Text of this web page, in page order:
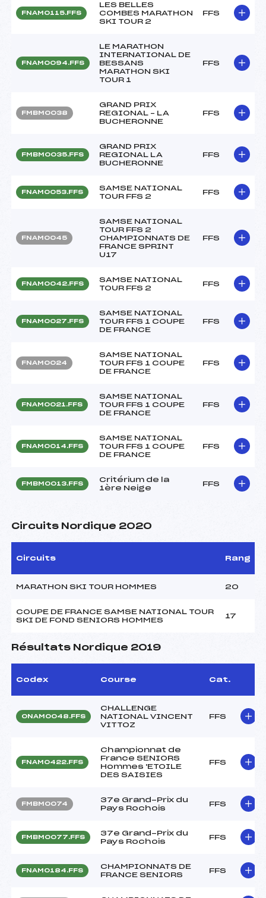
FNAM0115.FFS
LES BELLES
COMBES MARATHON
SKI TOUR 2
FFS
FNAM0094.FFS
LE MARATHON
INTERNATIONAL DE
BESSANS
MARATHON SKI
TOUR 1
FFS
FMBM0038
GRAND PRIX
REGIONAL – LA
BUCHERONNE
FFS
FMBM0035.FFS
GRAND PRIX
REGIONAL LA
BUCHERONNE
FFS
FNAM0053.FFS
SAMSE NATIONAL
TOUR FFS 2
FFS
FNAM0045
SAMSE NATIONAL
TOUR FFS 2
CHAMPIONNATS DE
FRANCE SPRINT
U17
FFS
FNAM0042.FFS
SAMSE NATIONAL
TOUR FFS 2
FFS
FNAM0027.FFS
SAMSE NATIONAL
TOUR FFS 1 COUPE
DE FRANCE
FFS
FNAM0024
SAMSE NATIONAL
TOUR FFS 1 COUPE
DE FRANCE
FFS
FNAM0021.FFS
SAMSE NATIONAL
TOUR FFS 1 COUPE
DE FRANCE
FFS
FNAM0014.FFS
SAMSE NATIONAL
TOUR FFS 1 COUPE
DE FRANCE
FFS
FMBM0013.FFS
Critérium de la
1ère Neige
FFS
Circuits Nordique 2020
Circuits Rang
MARATHON SKI TOUR HOMMES 20
COUPE DE FRANCE SAMSE NATIONAL TOUR
SKI DE FOND SENIORS HOMMES
17
Résultats Nordique 2019
Codex Course Cat.
ONAM0048.FFS
CHALLENGE
NATIONAL VINCENT
VITTOZ
FFS
FNAM0422.FFS
Championnat de
France SENIORS
Hommes 'ETOILE
DES SAISIES
FFS
FMBM0074
37e Grand-Prix du
Pays Rochois
FFS
FMBM0077.FFS
37e Grand-Prix du
Pays Rochois
FFS
FNAM0184.FFS
CHAMPIONNATS DE
FRANCE SENIORS
FFS